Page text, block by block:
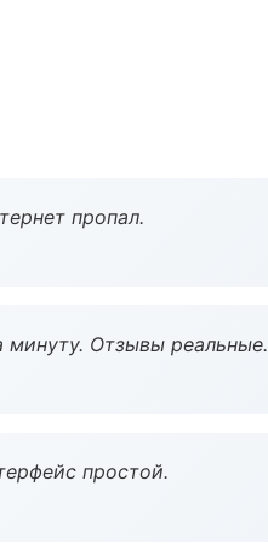
пропал.
минуту. Отзывы реальные.
простой.